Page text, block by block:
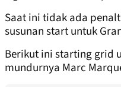
Saat ini tidak ada
susunan start untuk
Berikut ini starting grid
mundurnya Marc